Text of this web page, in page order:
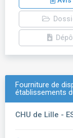
Fourniture de
établissements
CHU de Lille -